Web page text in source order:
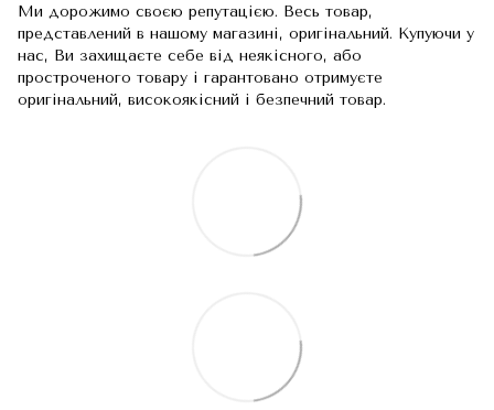
Ми дорожимо своєю репутацією. Весь товар,
представлений в нашому магазині, оригінальний. Купуючи у
нас, Ви захищаєте себе від неякісного, або
простроченого товару і гарантовано отримуєте
оригінальний, високоякісний і безпечний товар.